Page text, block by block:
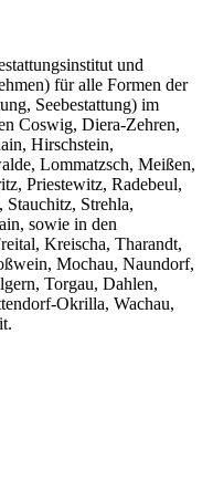
und
für alle Formen der
Seebestattung) im
Coswig, Diera-Zehren,
Hirschstein,
Lommatzsch, Meißen,
Priestewitz, Radebeul,
Stauchitz, Strehla,
sowie in den
Kreischa, Tharandt,
Mochau, Naundorf,
Torgau, Dahlen,
Okrilla, Wachau,